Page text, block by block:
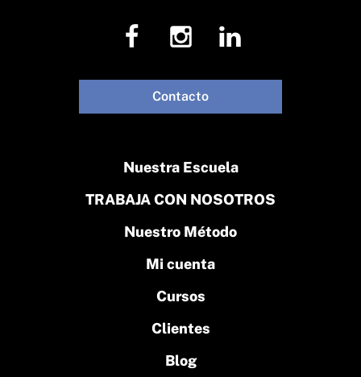
Nuestra Escuela
TRABAJA CON NOSOTROS
Nuestro Método
Mi cuenta
Cursos
Clientes
Blog
Contacto